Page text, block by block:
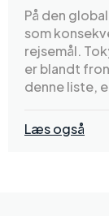
På den
som
rejsemål.
er blandt
denne liste,
Læs også